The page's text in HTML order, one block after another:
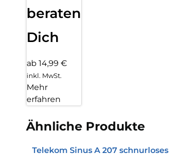
beraten
Dich
ab 14,99 €
inkl. MwSt.
Mehr
erfahren
Ähnliche Produkte
Telekom Sinus A 207 schnurloses